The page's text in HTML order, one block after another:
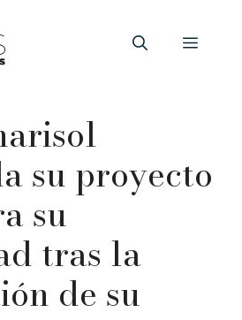
Menú
su proyecto
su
tras la
de su